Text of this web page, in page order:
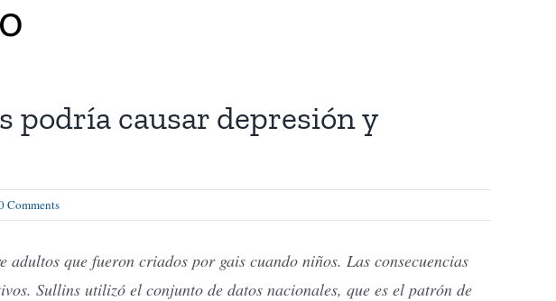
podría causar depresión y
Comments
que fueron criados por gais cuando niños. Las consecuencias
Sullins utilizó el conjunto de datos nacionales, que es el patrón de